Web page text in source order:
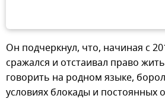
Он подчеркнул, что, начиная с
сражался и отстаивал право
говорить на родном языке,
условиях блокады и постоянных